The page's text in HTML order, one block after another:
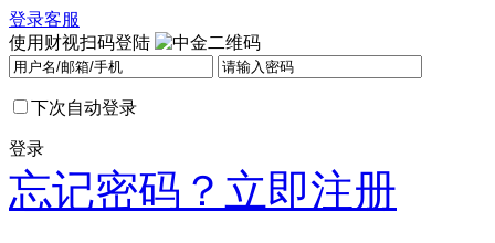
登录客服
使用财视扫码登陆
下次自动登录
登录
忘记密码？ 立即注册